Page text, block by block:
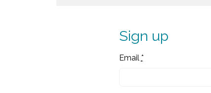
Sign up
Email *